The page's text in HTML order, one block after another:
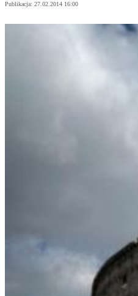
Publikacja: 27.02.2014 16:00